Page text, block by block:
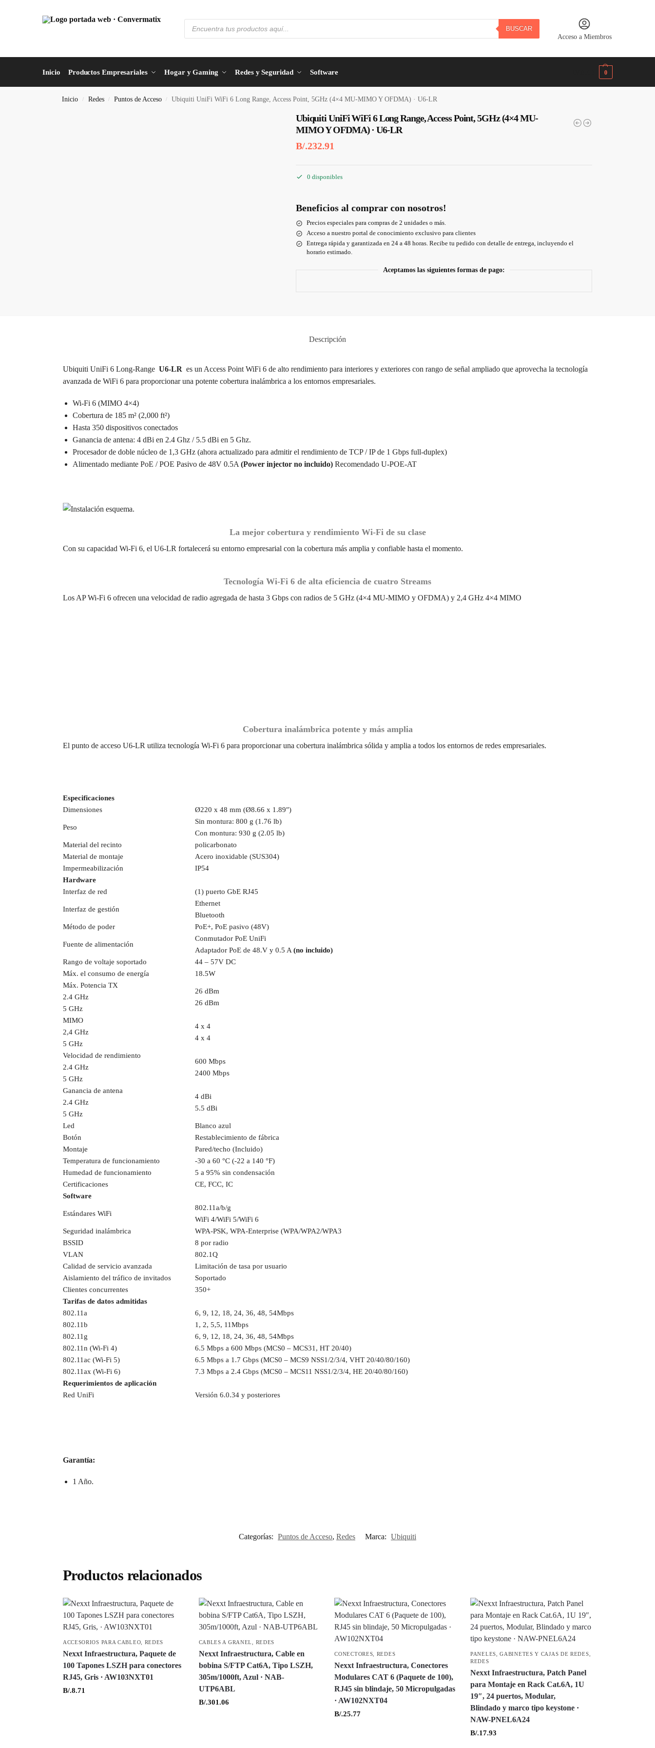
BUSCAR
Acceso a Miembros
Inicio Productos Empresariales Hogar y Gaming Redes y Seguridad Software 0
Inicio / Redes / Puntos de Acceso / Ubiquiti UniFi WiFi 6 Long Range, Access Point, 5GHz (4×4 MU-MIMO Y OFDMA) · U6-LR
Ubiquiti UniFi WiFi 6 Long Range, Access Point, 5GHz (4×4 MU-
MIMO Y OFDMA) · U6-LR
B/.232.91
0 disponibles
Beneficios al comprar con nosotros!
Precios especiales para compras de 2 unidades o más.
Acceso a nuestro portal de conocimiento exclusivo para clientes
Entrega rápida y garantizada en 24 a 48 horas. Recibe tu pedido con detalle de entrega, incluyendo el
horario estimado.
Aceptamos las siguientes formas de pago:
Descripción
Ubiquiti UniFi 6 Long-Range U6-LR es un Access Point WiFi 6 de alto rendimiento para interiores y exteriores con rango de señal ampliado que aprovecha la tecnología
avanzada de WiFi 6 para proporcionar una potente cobertura inalámbrica a los entornos empresariales.
Wi-Fi 6 (MIMO 4×4)
Cobertura de 185 m² (2,000 ft²)
Hasta 350 dispositivos conectados
Ganancia de antena: 4 dBi en 2.4 Ghz / 5.5 dBi en 5 Ghz.
Procesador de doble núcleo de 1,3 GHz (ahora actualizado para admitir el rendimiento de TCP / IP de 1 Gbps full-duplex)
Alimentado mediante PoE / POE Pasivo de 48V 0.5A (Power injector no incluido) Recomendado U-POE-AT
La mejor cobertura y rendimiento Wi-Fi de su clase
Con su capacidad Wi-Fi 6, el U6-LR fortalecerá su entorno empresarial con la cobertura más amplia y confiable hasta el momento.
Tecnología Wi-Fi 6 de alta eficiencia de cuatro Streams
Los AP Wi-Fi 6 ofrecen una velocidad de radio agregada de hasta 3 Gbps con radios de 5 GHz (4×4 MU-MIMO y OFDMA) y 2,4 GHz 4×4 MIMO
Cobertura inalámbrica potente y más amplia
El punto de acceso U6-LR utiliza tecnología Wi-Fi 6 para proporcionar una cobertura inalámbrica sólida y amplia a todos los entornos de redes empresariales.
Especificaciones
Dimensiones
Ø220 x 48 mm (Ø8.66 x 1.89″)
Peso
Sin montura: 800 g (1.76 lb)
Con montura: 930 g (2.05 lb)
Material del recinto
policarbonato
Material de montaje
Acero inoxidable (SUS304)
Impermeabilización
IP54
Hardware
Interfaz de red
(1) puerto GbE RJ45
Interfaz de gestión
Ethernet
Bluetooth
Método de poder
PoE+, PoE pasivo (48V)
Fuente de alimentación
Conmutador PoE UniFi
Adaptador PoE de 48.V y 0.5 A(no incluido)
Rango de voltaje soportado
44 – 57V DC
Máx. el consumo de energía
18.5W
Máx. Potencia TX
2.4 GHz
5 GHz
26 dBm
26 dBm
MIMO
2,4 GHz
5 GHz
4 x 4
4 x 4
Velocidad de rendimiento
2.4 GHz
5 GHz
600 Mbps
2400 Mbps
Ganancia de antena
2.4 GHz
5 GHz
4 dBi
5.5 dBi
Led
Blanco azul
Botón
Restablecimiento de fábrica
Montaje
Pared/techo (Incluido)
Temperatura de funcionamiento
-30 a 60 °C (-22 a 140 °F)
Humedad de funcionamiento
5 a 95% sin condensación
Certificaciones
CE, FCC, IC
Software
Estándares WiFi
802.11a/b/g
WiFi 4/WiFi 5/WiFi 6
Seguridad inalámbrica
WPA-PSK, WPA-Enterprise (WPA/WPA2/WPA3
BSSID
8 por radio
VLAN
802.1Q
Calidad de servicio avanzada
Limitación de tasa por usuario
Aislamiento del tráfico de invitados
Soportado
Clientes concurrentes
350+
Tarifas de datos admitidas
802.11a
6, 9, 12, 18, 24, 36, 48, 54Mbps
802.11b
1, 2, 5,5, 11Mbps
802.11g
6, 9, 12, 18, 24, 36, 48, 54Mbps
802.11n (Wi-Fi 4)
6.5 Mbps a 600 Mbps (MCS0 – MCS31, HT 20/40)
802.11ac (Wi-Fi 5)
6.5 Mbps a 1.7 Gbps (MCS0 – MCS9 NSS1/2/3/4, VHT 20/40/80/160)
802.11ax (Wi-Fi 6)
7.3 Mbps a 2.4 Gbps (MCS0 – MCS11 NSS1/2/3/4, HE 20/40/80/160)
Requerimientos de aplicación
Red UniFi
Versión 6.0.34 y posteriores
Garantía:
1 Año.
Categorías: Puntos de Acceso, Redes Marca: Ubiquiti
Productos relacionados
ACCESORIOS PARA CABLEO REDES
Nexxt Infraestructura, Paquete de
100 Tapones LSZH para conectores
RJ45, Gris · AW103NXT01
B/.8.71
CABLES A GRANEL REDES
Nexxt Infraestructura, Cable en
bobina S/FTP Cat6A, Tipo LSZH,
305m/1000ft, Azul · NAB-
UTP6ABL
B/.301.06
CONECTORES REDES
Nexxt Infraestructura, Conectores
Modulares CAT 6 (Paquete de 100),
RJ45 sin blindaje, 50 Micropulgadas
· AW102NXT04
B/.25.77
PANELES, GABINETES Y CAJAS DE REDES
REDES
Nexxt Infraestructura, Patch Panel
para Montaje en Rack Cat.6A, 1U
19″, 24 puertos, Modular,
Blindado y marco tipo keystone ·
NAW-PNEL6A24
B/.17.93